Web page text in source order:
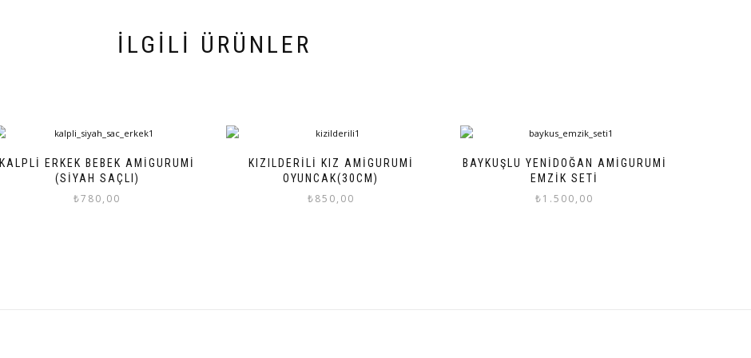
İLGILI ÜRÜNLER
KALPLI ERKEK BEBEK AMIGURUMI
(SIYAH SAÇLI)
₺780,00
KIZILDERILI KIZ AMIGURUMI
OYUNCAK(30CM)
₺850,00
BAYKUŞLU YENIDOĞAN AMIGURUMI
EMZIK SETI
₺1.500,00